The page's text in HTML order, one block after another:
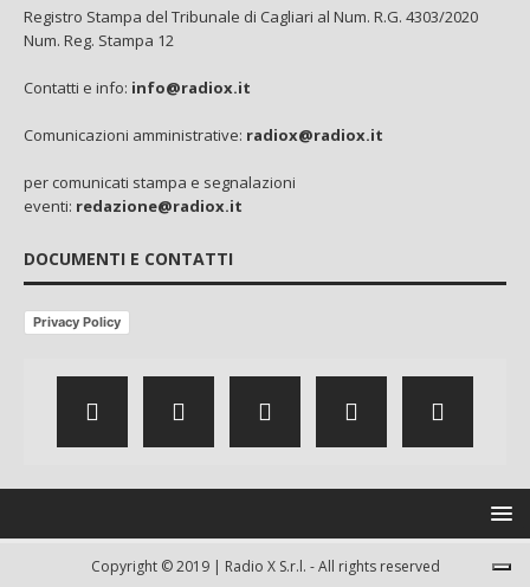
Registro Stampa del Tribunale di Cagliari al Num. R.G. 4303/2020
Num. Reg. Stampa 12
Contatti e info: info@radiox.it
Comunicazioni amministrative: radiox@radiox.it
per comunicati stampa e segnalazioni
eventi: redazione@radiox.it
DOCUMENTI E CONTATTI
Privacy Policy
Copyright © 2019 | Radio X S.r.l. - All rights reserved